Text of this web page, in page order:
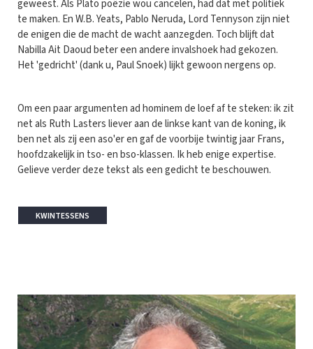
geweest. Als Plato poëzie wou cancelen, had dat met politiek
te maken. En W.B. Yeats, Pablo Neruda, Lord Tennyson zijn niet
de enigen die de macht de wacht aanzegden. Toch blijft dat
Nabilla Ait Daoud beter een andere invalshoek had gekozen.
Het 'gedricht' (dank u, Paul Snoek) lijkt gewoon nergens op.
Om een paar argumenten ad hominem de loef af te steken: ik zit
net als Ruth Lasters liever aan de linkse kant van de koning, ik
ben net als zij een aso'er en gaf de voorbije twintig jaar Frans,
hoofdzakelijk in tso- en bso-klassen. Ik heb enige expertise.
Gelieve verder deze tekst als een gedicht te beschouwen.
KWINTESSENS